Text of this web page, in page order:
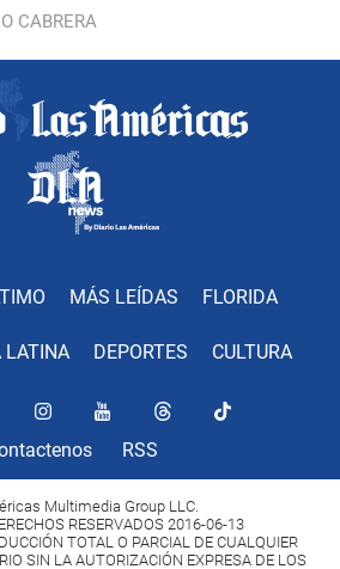
CABRERA
MÁS LEÍDAS FLORIDA
LATINA DEPORTES CULTURA
RSS
Multimedia Group LLC.
RESERVADOS 2016-06-13
TOTAL O PARCIAL DE CUALQUIER
SIN LA AUTORIZACIÓN EXPRESA DE LOS